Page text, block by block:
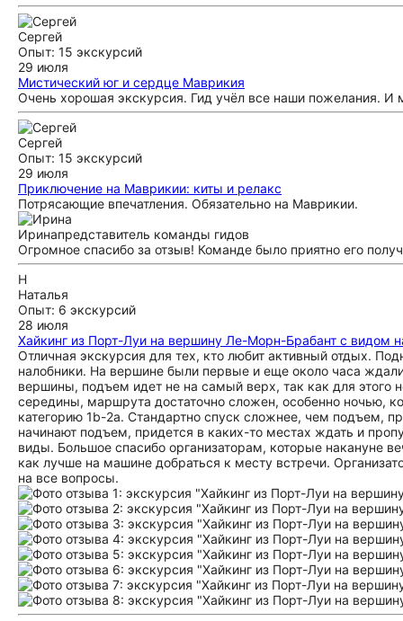
Сергей
Опыт: 15 экскурсий
29 июля
Мистический юг и сердце Маврикия
Очень хорошая экскурсия. Гид учёл все наши пожелания. И
Сергей
Опыт: 15 экскурсий
29 июля
Приключение на Маврикии: киты и релакс
Потрясающие впечатления. Обязательно на Маврикии.
Иринапредставитель команды гидов
Огромное спасибо за отзыв! Команде было приятно его
Н
Наталья
Опыт: 6 экскурсий
28 июля
Хайкинг из Порт-Луи на вершину Ле-Морн-Брабант с видом
Отличная экскурсия для тех, кто любит активный отдых.
налобники. На вершине были первые и еще около часа
вершины, подъем идет не на самый верх, так как для этого
середины, маршрута достаточно сложен, особенно ночью,
категорию 1b-2а. Стандартно спуск сложнее, чем подъем,
начинают подъем, придется в каких-то местах ждать и
виды. Большое спасибо организаторам, которые накануне
как лучше на машине добраться к месту встречи.
на все вопросы.